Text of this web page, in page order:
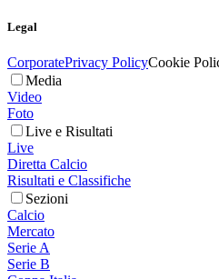
Legal
CorporatePrivacy PolicyCookie
Media
Video
Foto
Live e Risultati
Live
Diretta Calcio
Risultati e Classifiche
Sezioni
Calcio
Mercato
Serie A
Serie B